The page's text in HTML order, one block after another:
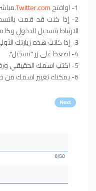
1- اوافتح
Twitter.com
2- إذا كنت قد قمت
الارتباط بتسجيل الدخول
3- إذا كانت هذه زيارتك الأولى ، فأنت بحاجة إلى الاشتراك من الصفر.
4- اضغط على زر "تسجيل".
5- اكتب اسمك الحقيقي ورقم هاتفك الفعلي.
6- يمكنك تغيير اسمك من خلال تعديل حسابك لاحقًا.